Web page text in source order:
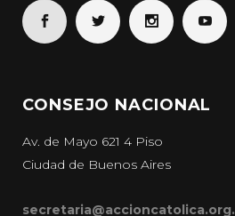
CONSEJO NACIONAL
Av. de Mayo 621 4 Piso
Ciudad de Buenos Aires